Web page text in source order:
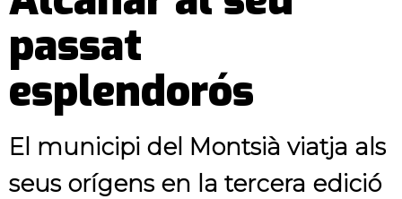
passat
esplendorós
El municipi del Montsià viatja als
seus orígens en la tercera edició